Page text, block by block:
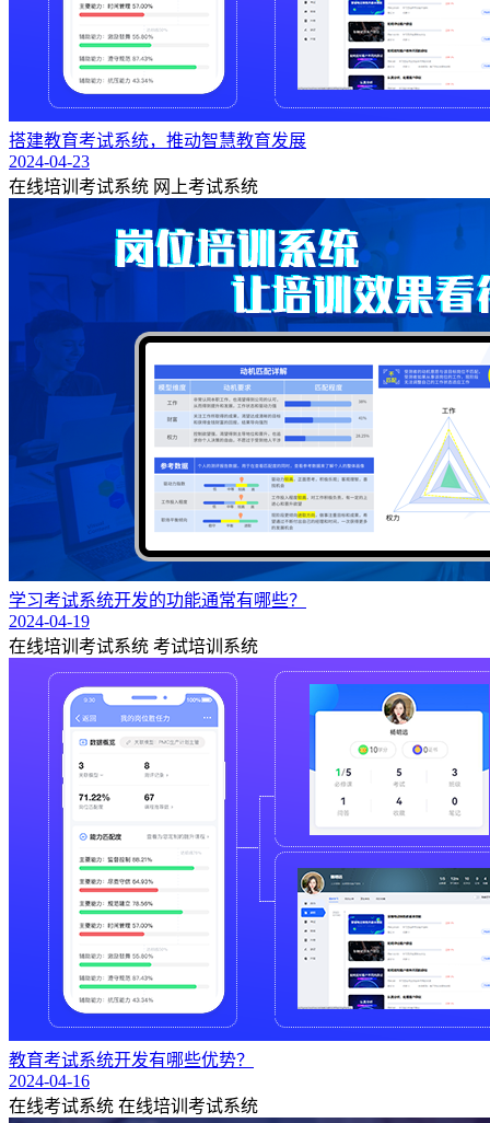
搭建教育考试系统，推动智慧教育发展
2024-04-23
在线培训考试系统 网上考试系统
学习考试系统开发的功能通常有哪些？
2024-04-19
在线培训考试系统 考试培训系统
教育考试系统开发有哪些优势？
2024-04-16
在线考试系统 在线培训考试系统